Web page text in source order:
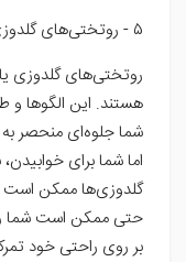
۵ - روتختی‌های گلدوزی و تزیینات فانتزی
روتختی‌های گلدوزی یا
هستند. این الگوها و
شما جلوه‌ای منحصر به
اما شما برای
گلدوزی‌ها ممکن است
حتی ممکن است شما
بر روی راحتی خود